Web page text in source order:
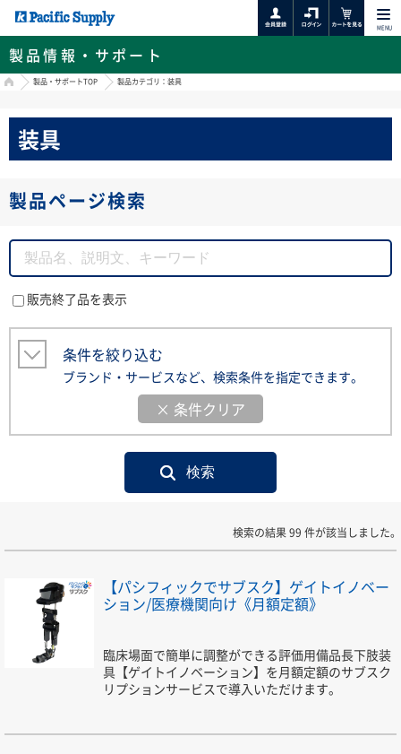
MENU
製品情報・サポート
HOME製品・サポートTOP 製品カテゴリ：装具
装具
製品ページ検索
販売終了品を表示
条件を絞り込む
ブランド・サービスなど、検索条件を指定できます。
× 条件クリア
検索の結果 99 件が該当しました。
【パシフィックでサブスク】ゲイトイノベー
ション/医療機関向け《月額定額》
臨床場面で簡単に調整ができる評価用備品長下肢装
具【ゲイトイノベーション】を月額定額のサブスク
リプションサービスで導入いただけます。